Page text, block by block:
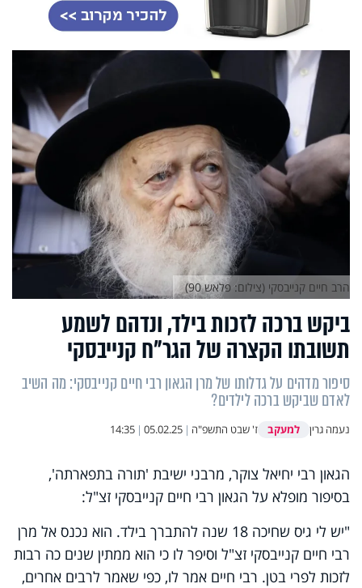
ביקש ברכה לזכות בילד, ונדהם לשמע
תשובתו הקצרה של הגר"ח קנייבסקי
סיפור מדהים על גדלותו של מרן הגאון רבי חיים קנייבסקי: מה השיב
לאדם שביקש ברכה לילדים?
נעמה גרין למעקב ז' שבט התשפ"ה |
05.02.25
|
14:35
הרב חיים קנייבסקי (צילום: פלאש 90)
הגאון רבי יחיאל צוקר, מרבני ישיבת 'תורה בתפארתה',
בסיפור מופלא על הגאון רבי חיים קנייבסקי זצ"ל:
"יש לי גיס שחיכה 18 שנה להתברך בילד. הוא נכנס אל מרן
רבי חיים קנייבסקי זצ"ל וסיפר לו כי הוא ממתין שנים כה רבות
לזכות לפרי בטן. רבי חיים אמר לו, כפי שאמר לרבים אחרים,